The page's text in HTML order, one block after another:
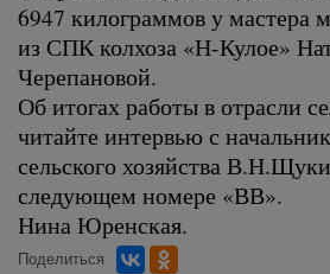
6947 килограммов у мастера
из СПК колхоза «Н-Кулое»
Черепановой.
Об итогах работы в отрасли
читайте интервью с
сельского хозяйства
следующем номере «ВВ».
Нина Юренская.
Поделиться